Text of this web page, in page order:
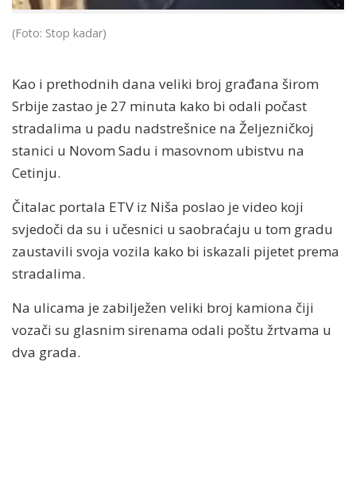
(Foto: Stop kadar)
Kao i prethodnih dana veliki broj građana širom
Srbije zastao je 27 minuta kako bi odali počast
stradalima u padu nadstrešnice na Željezničkoj
stanici u Novom Sadu i masovnom ubistvu na
Cetinju.
Čitalac portala ETV iz Niša poslao je video koji
svjedoči da su i učesnici u saobraćaju u tom gradu
zaustavili svoja vozila kako bi iskazali pijetet prema
stradalima.
Na ulicama je zabilježen veliki broj kamiona čiji
vozači su glasnim sirenama odali poštu žrtvama u
dva grada.